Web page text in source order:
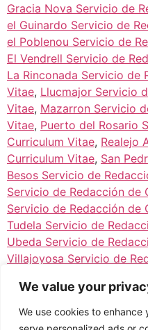
We value your
We use cookies to
Gracia Nova Servicio de
el Guinardo Servicio de
el Poblenou Servicio de
El Vendrell Servicio de
La Rinconada Servicio de
Vitae, Llucmajor Servicio
Vitae, Mazarron Servicio
Vitae, Puerto del Rosario
Curriculum Vitae, Realejo
Curriculum Vitae, San
Besos Servicio de
Servicio de Redacción de
Servicio de Redacción de
Tudela Servicio de
Ubeda Servicio de
Villajoyosa Servicio de
Vitae